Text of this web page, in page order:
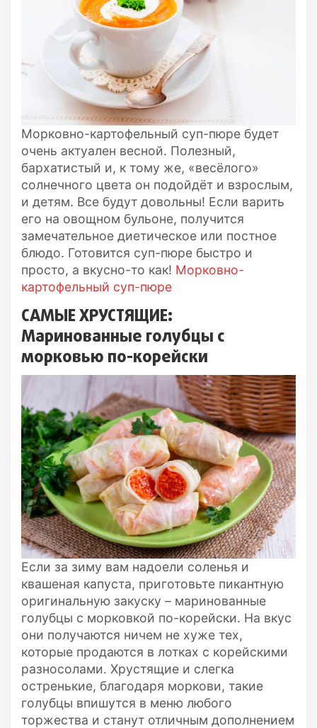
Морковно-картофельный суп-пюре будет
очень актуален весной. Полезный,
бархатистый и, к тому же, «весёлого»
солнечного цвета он подойдёт и взрослым,
и детям. Все будут довольны! Если варить
его на овощном бульоне, получится
замечательное диетическое или постное
блюдо. Готовится суп-пюре быстро и
просто, а вкусно-то как! Морковно-
картофельный суп-пюре
САМЫЕ ХРУСТЯЩИЕ:
Маринованные голубцы с
морковью по-корейски
Если за зиму вам надоели соленья и
квашеная капуста, приготовьте пикантную
оригинальную закуску – маринованные
голубцы с морковкой по-корейски. На вкус
они получаются ничем не хуже тех,
которые продаются в лотках с корейскими
разносолами. Хрустящие и слегка
остренькие, благодаря моркови, такие
голубцы впишутся в меню любого
торжества и станут отличным дополнением